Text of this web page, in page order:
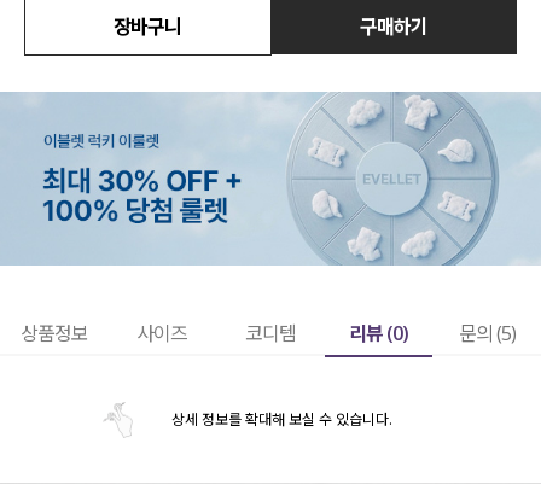
장바구니 구매하기
상품정보 사이즈 코디템 리뷰 (0) 문의 (5)
상세 정보를 확대해 보실 수 있습니다.